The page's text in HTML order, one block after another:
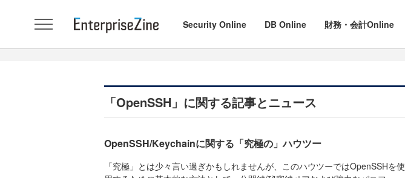
Security Online DB Online 財務・会計Online
「OpenSSH」に関する記事とニュース
OpenSSH/Keychainに関する「究極の」ハウツー
「究極」とは少々言い過ぎかもしれませんが、このハウツーではOpenSSHを使